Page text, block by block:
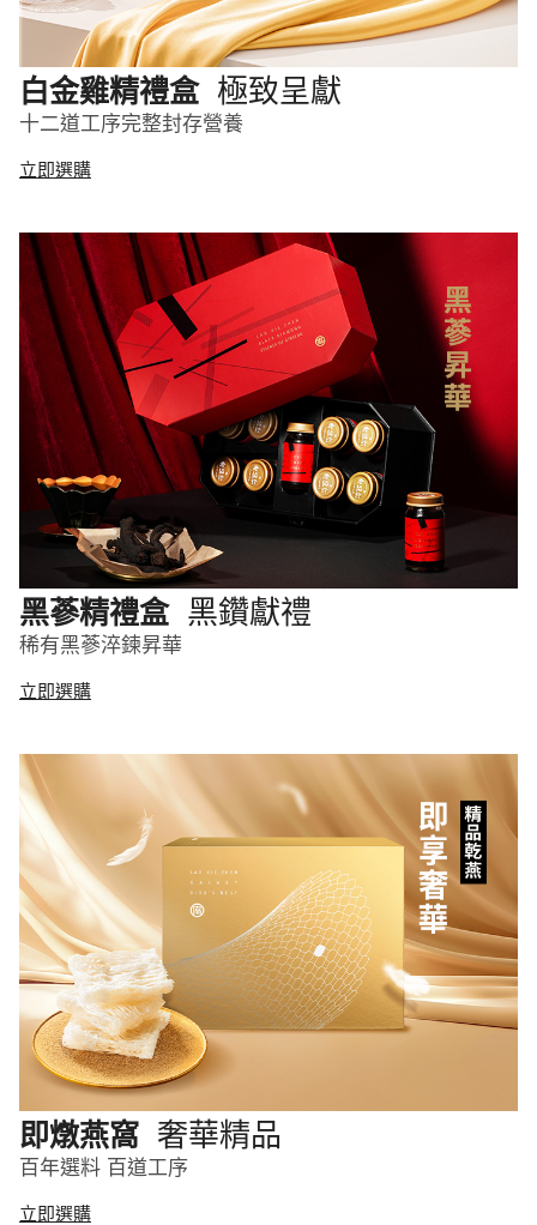
白金雞精禮盒 極致呈獻
十二道工序完整封存營養
立即選購
黑蔘精禮盒 黑鑽獻禮
稀有黑蔘淬鍊昇華
立即選購
即燉燕窩 奢華精品
百年選料 百道工序
立即選購